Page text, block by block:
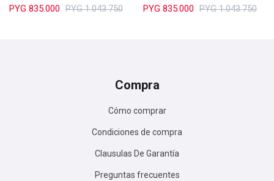
PYG 835.000 PYG 1.043.750 PYG 835.000 PYG 1.043.750
Compra
Cómo comprar
Condiciones de compra
Clausulas De Garantía
Preguntas frecuentes